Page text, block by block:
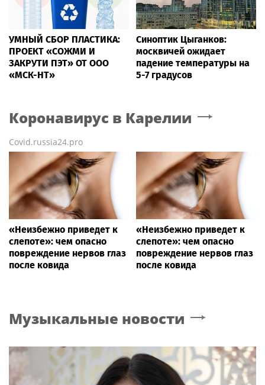
УМНЫЙ СБОР ПЛАСТИКА:
ПРОЕКТ «СОЖМИ И
ЗАКРУТИ ПЭТ» ОТ ООО
«МСК-НТ»
Синоптик Цыганков:
москвичей ожидает
падение температуры на
5-7 градусов
Коронавирус в Карелии
Covid.russia24.pro
«Неизбежно приведет к
слепоте»: чем опасно
повреждение нервов глаз
после ковида
«Неизбежно приведет к
слепоте»: чем опасно
повреждение нервов глаз
после ковида
Музыкальные новости